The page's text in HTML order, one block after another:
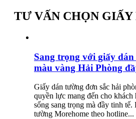
TƯ VẤN CHỌN GIẤY
Sang trọng với giấy
màu vàng Hải Phòng
Giấy dán tường đơn sắc hải
quyền lực mang đến cho khách
sống sang trọng mà đầy tinh
tường Morehome theo hotline...